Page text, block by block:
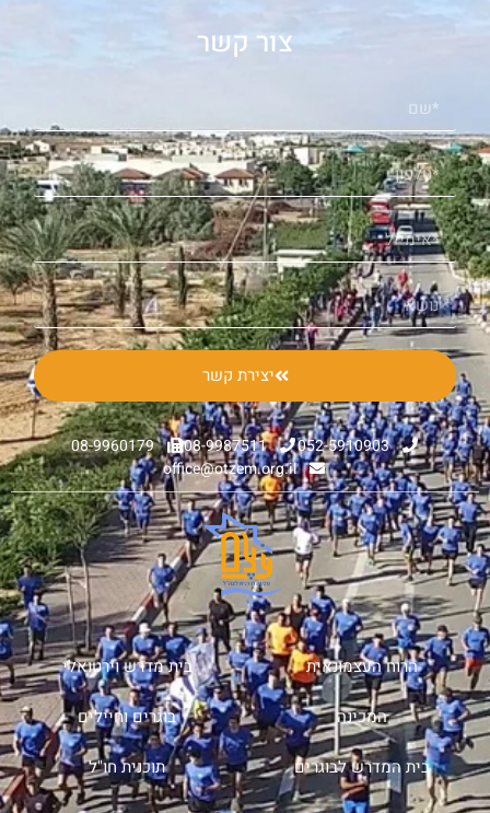
צור קשר
יצירת קשר
052-5910903
08-9987511
08-9960179
office@otzem.org.il
הרוח העצמונאית
המכינה
בית המדרש לבוגרים
בית מדרש וירטואלי
בוגרים וחיילים
תוכנית חו"ל